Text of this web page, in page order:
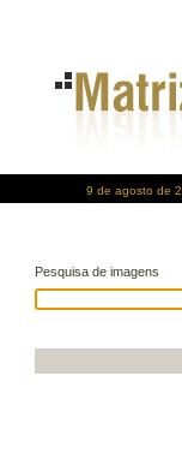
9 de agosto de
Pesquisa de imagens